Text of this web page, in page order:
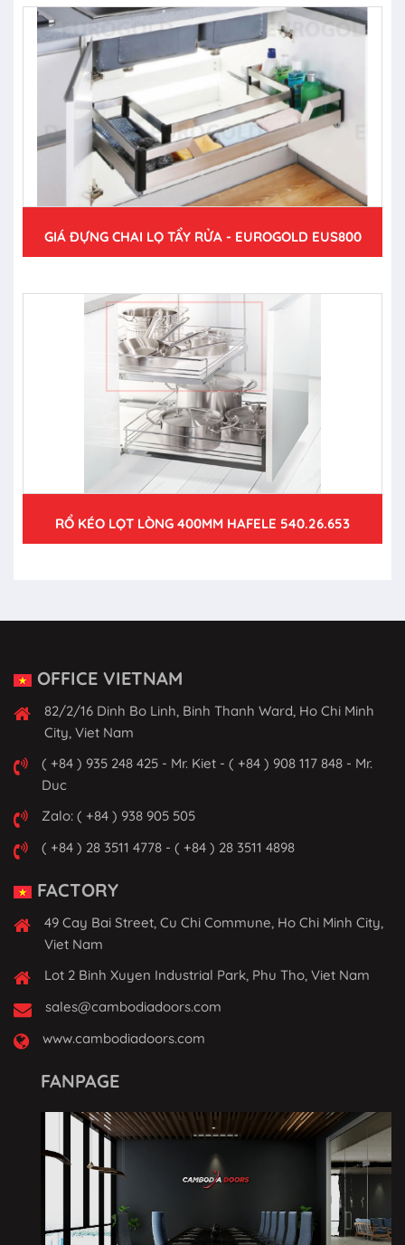
GIÁ ĐỰNG CHAI LỌ TẨY RỬA - EUROGOLD EUS800
RỔ KÉO LỌT LÒNG 400MM HAFELE 540.26.653
OFFICE VIETNAM
82/2/16 Dinh Bo Linh, Binh Thanh Ward, Ho Chi Minh
City, Viet Nam
( +84 ) 935 248 425 - Mr. Kiet - ( +84 ) 908 117 848 - Mr.
Duc
Zalo: ( +84 ) 938 905 505
( +84 ) 28 3511 4778 - ( +84 ) 28 3511 4898
FACTORY
49 Cay Bai Street, Cu Chi Commune, Ho Chi Minh City,
Viet Nam
Lot 2 Binh Xuyen Industrial Park, Phu Tho, Viet Nam
sales@cambodiadoors.com
www.cambodiadoors.com
FANPAGE